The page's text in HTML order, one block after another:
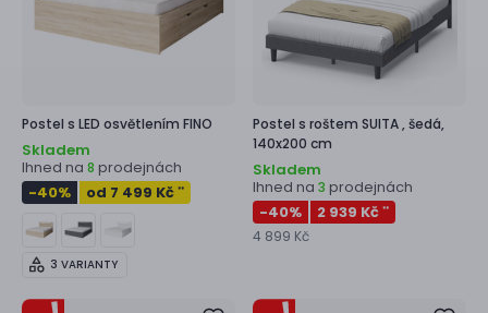
Postel s LED osvětlením FINO
Skladem
Ihned na 8 prodejnách
-40% od 7 499 Kč **
3 VARIANTY
Postel s roštem SUITA ,šedá,
140x200 cm
Skladem
Ihned na 3 prodejnách
-40% 2 939 Kč **
4 899 Kč